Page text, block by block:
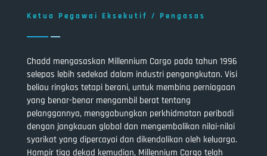
Ketua Pegawai Eksekutif / Pengasas
Chadd mengasaskan Millennium Cargo pada tahun 1996
selepas lebih sedekad dalam industri pengangkutan. Visi
beliau ringkas tetapi berani, untuk membina perniagaan
yang benar-benar mengambil berat tentang
pelanggannya, menggabungkan perkhidmatan peribadi
dengan jangkauan global dan mengembalikan nilai-nilai
syarikat yang dipercayai dan dikendalikan oleh keluarga.
Hampir tiga dekad kemudian, Millennium Cargo telah